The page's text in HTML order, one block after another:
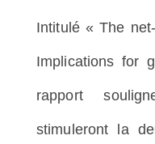
Intitulé «The
Implications for
rapport
stimuleront la